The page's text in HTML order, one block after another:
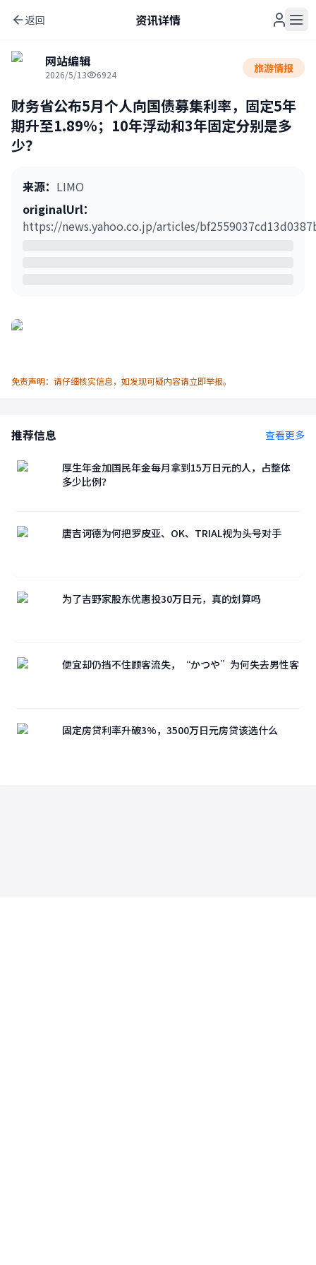
返回 资讯详情
网站编辑
2026/5/13 6924 旅游情报
财务省公布5月个人向国债募集利率，固定5年
期升至1.89％；10年浮动和3年固定分别是多
少？
来源： LIMO
originalUrl：
https://news.yahoo.co.jp/articles/
免责声明：请仔细核实信息，如发现可疑内容请立即举报。
推荐信息 查看更多
厚生年金加国民年金每月拿到15万日元的人，占整体
多少比例？
唐吉诃德为何把罗皮亚、OK、TRIAL视为头号对手
为了吉野家股东优惠投30万日元，真的划算吗
便宜却仍挡不住顾客流失，“かつや”为何失去男性客
固定房贷利率升破3%，3500万日元房贷该选什么